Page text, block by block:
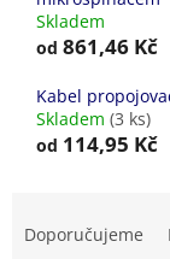
Skladem
od 861,46 Kč
Kabel
Skladem (3 ks)
od 114,95 Kč
Doporučujeme